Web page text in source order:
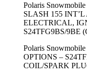
Polaris
SLASH 155
ELECTRICAL,
S24TFG9BS/9BE
Polaris
OPTIONS –
COIL/SPARK